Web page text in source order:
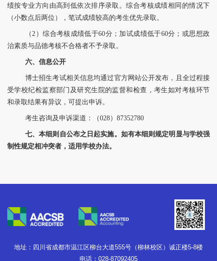
绩按专业方向由高到低依次排序录取。综合考核成绩相同的情况下
（小数点后两位），笔试成绩较高的考生优先录取。
（2）综合考核成绩低于60分；加试成绩低于60分；或思想政
治素质与品德考核不合格者不予录取。
六、信息公开
博士招生考试相关信息均通过官方网站公开发布，且全过程接
受学校纪检监察部门及研究生院的监督和检查，考生如对考核环节
和录取结果有异议，可提出申诉。
考生咨询及申诉渠道：（028）87352780
七、本细则自公布之日起实施。如有本细则规定明显与学校强
制性规定相冲突者，适用学校办法。
地址：四川省成都市温江区柳台大道555号（柳林校区）诚正楼5-8楼
电话：028-87092405